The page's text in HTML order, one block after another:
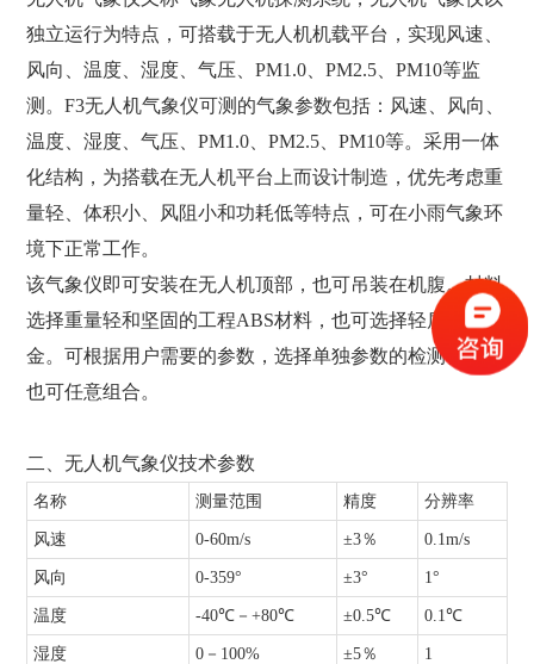
独立运行为特点，可搭载于无人机机载平台，实现风速、
风向、温度、湿度、气压、PM1.0、PM2.5、PM10等监
测。F3无人机气象仪可测的气象参数包括：风速、风向、
温度、湿度、气压、PM1.0、PM2.5、PM10等。采用一体
化结构，为搭载在无人机平台上而设计制造，优先考虑重
量轻、体积小、风阻小和功耗低等特点，可在小雨气象环
境下正常工作。
该气象仪即可安装在无人机顶部，也可吊装在机腹。材料
选择重量轻和坚固的工程ABS材料，也可选择轻质铝合
金。可根据用户需要的参数，选择单独参数的检测模块，
也可任意组合。
二、无人机气象仪技术参数
名称 测量范围 精度 分辨率
风速 0-60m/s ±3％ 0.1m/s
风向 0-359° ±3° 1°
温度 -40℃－+80℃ ±0.5℃ 0.1℃
湿度 0－100% ±5％ 1